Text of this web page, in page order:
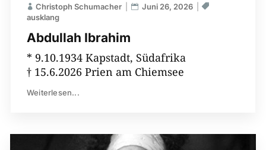
Abdullah Ibrahim
Christoph Schumacher
Juni 26, 2026
ausklang
* 9.10.1934 Kapstadt, Südafrika
† 15.6.2026 Prien am Chiemsee
Weiterlesen...